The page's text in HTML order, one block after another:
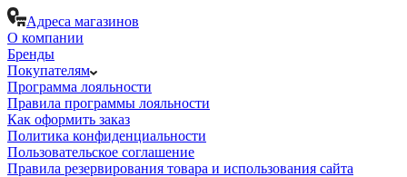
Адреса магазинов
О компании
Бренды
Покупателям
Программа лояльности
Правила программы лояльности
Как оформить заказ
Политика конфиденциальности
Пользовательское соглашение
Правила резервирования товара и использования сайта